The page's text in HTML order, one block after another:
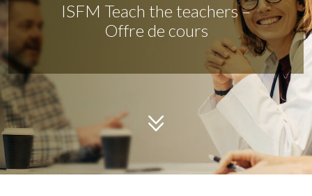
ISFM Teach the teachers –
Offre de cours